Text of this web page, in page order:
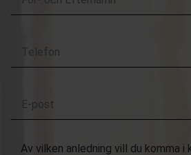
och
post
Av vilken anledning vill du komma